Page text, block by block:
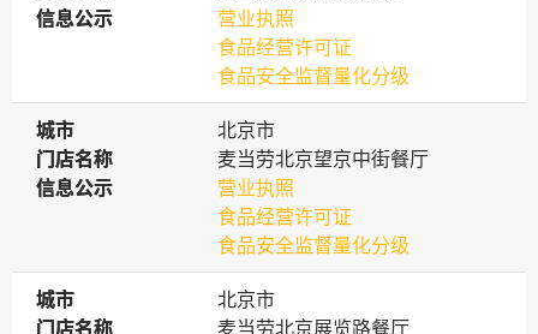
信息公示
信息公示
营业执照
食品经营许可证
食品安全监督量化分级
城市
城市
北京市
门店名称
门店名称
麦当劳北京望京中街餐厅
信息公示
信息公示
营业执照
食品经营许可证
食品安全监督量化分级
城市
城市
北京市
门店名称
门店名称
麦当劳北京展览路餐厅